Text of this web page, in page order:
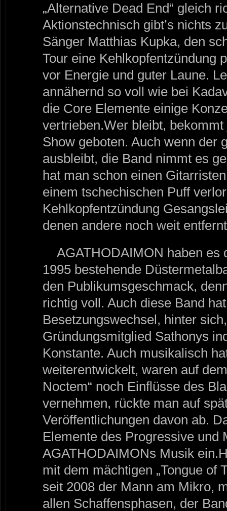
„Alternative Dead End“ gleich
Aktionstechnisch gibt’s nichts
Sänger Matthias Kupka, den
Tour eine Kehlkopfentzündung
vor Energie und guter Laune.
annähernd so voll wie bei
die Core Elemente einige
vertrieben.Wer bleibt,
Show geboten. Auch wenn der
ausbleibt, die Band nimmt es
hat man schon einen
einem tschechischen Puff
Kehlkopfentzündung
denen andere noch weit
AGATHODAIMON haben es
1995 bestehende
den Publikumsgeschmack,
richtig voll. Auch diese Band
Besetzungswechsel, hinter
Gründungsmitglied Sathonys
Konstante. Auch musikalisch
weiterentwickelt, waren auf
Noctem“ noch Einflüsse des
vernehmen, rückte man auf
Veröffentlichungen davon ab.
Elemente des Progressive und
AGATHODAIMONs Musik
mit dem mächtigen „Tongue of
seit 2008 der Mann am Mikro,
allen Schaffensphasen, der